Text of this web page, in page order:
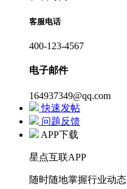
客服电话
400-123-4567
电子邮件
164937349@qq.com
快速发帖
问题反馈
APP下载
星点互联APP
随时随地掌握行业动态